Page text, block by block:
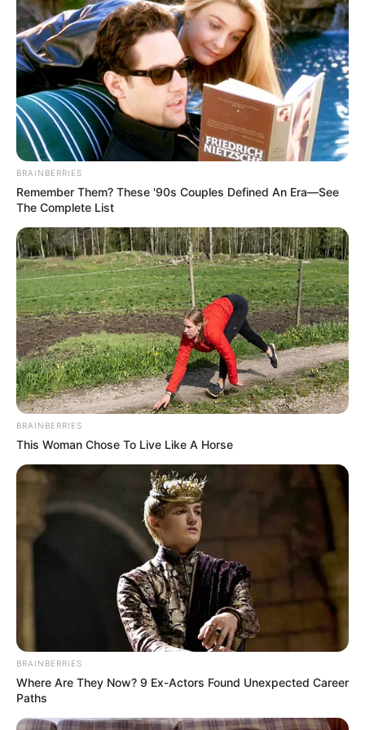
BRAINBERRIES
Remember Them? These '90s Couples Defined An Era—See
The Complete List
BRAINBERRIES
This Woman Chose To Live Like A Horse
BRAINBERRIES
Where Are They Now? 9 Ex-Actors Found Unexpected Career
Paths